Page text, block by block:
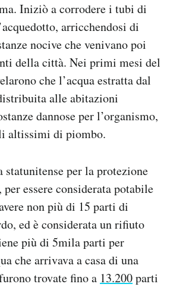
Iniziò a corrodere i tubi di
arricchendosi di
nocive che venivano poi
della città. Nei primi mesi del
che l’acqua estratta dal
alle abitazioni
dannose per l’organismo,
altissimi di piombo.
statunitense per la protezione
essere considerata potabile
non più di 15 parti di
ed è considerata un rifiuto
più di 5mila parti per
che arrivava a casa di una
trovate fino a 13.200parti